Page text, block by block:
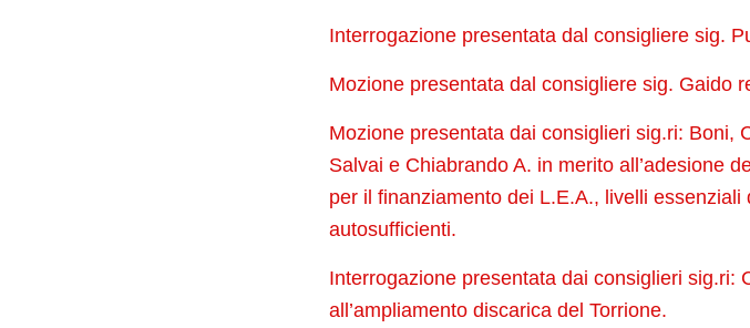
Interrogazione presentata dal consigliere sig.
Mozione presentata dal consigliere sig. Gaido
Mozione presentata dai consiglieri sig.ri: Boni,
Salvai e Chiabrando A. in merito all’adesione
per il finanziamento dei L.E.A., livelli
autosufficienti.
Interrogazione presentata dai consiglieri sig.ri:
all’ampliamento discarica del Torrione.